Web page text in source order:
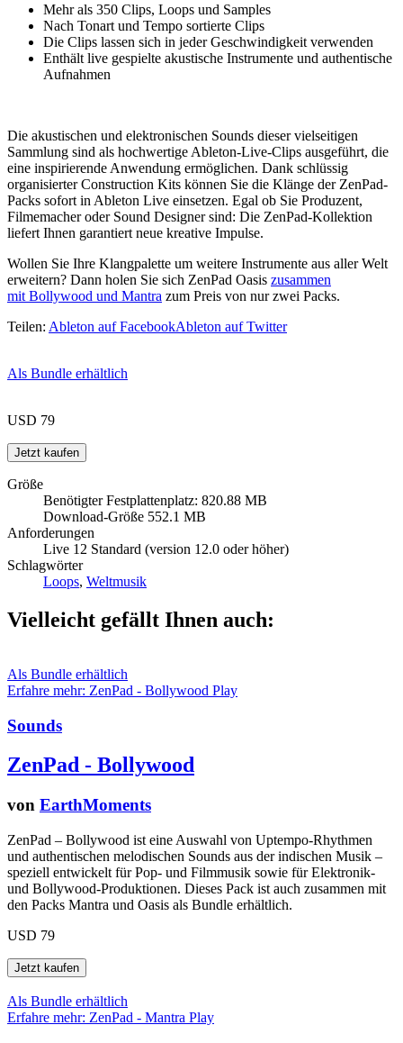
Mehr als 350 Clips, Loops und Samples
Nach Tonart und Tempo sortierte Clips
Die Clips lassen sich in jeder Geschwindigkeit verwenden
Enthält live gespielte akustische Instrumente und authentische
Aufnahmen
Die akustischen und elektronischen Sounds dieser vielseitigen
Sammlung sind als hochwertige Ableton-Live-Clips ausgeführt, die
eine inspirierende Anwendung ermöglichen. Dank schlüssig
organisierter Construction Kits können Sie die Klänge der ZenPad-
Packs sofort in Ableton Live einsetzen. Egal ob Sie Produzent,
Filmemacher oder Sound Designer sind: Die ZenPad-Kollektion
liefert Ihnen garantiert neue kreative Impulse.
Wollen Sie Ihre Klangpalette um weitere Instrumente aus aller Welt
erweitern? Dann holen Sie sich ZenPad Oasis zusammen
mit Bollywood und Mantra zum Preis von nur zwei Packs.
Teilen: Ableton auf FacebookAbleton auf Twitter
Als Bundle erhältlich
USD 79
Größe
Benötigter Festplattenplatz: 820.88 MB
Download-Größe 552.1 MB
Anforderungen
Live 12 Standard (version 12.0 oder höher)
Schlagwörter
Loops, Weltmusik
Vielleicht gefällt Ihnen auch:
Als Bundle erhältlich
Erfahre mehr: ZenPad - Bollywood Play
Sounds
ZenPad - Bollywood
von EarthMoments
ZenPad – Bollywood ist eine Auswahl von Uptempo-Rhythmen
und authentischen melodischen Sounds aus der indischen Musik –
speziell entwickelt für Pop- und Filmmusik sowie für Elektronik-
und Bollywood-Produktionen. Dieses Pack ist auch zusammen mit
den Packs Mantra und Oasis als Bundle erhältlich.
USD 79
Als Bundle erhältlich
Erfahre mehr: ZenPad - Mantra Play